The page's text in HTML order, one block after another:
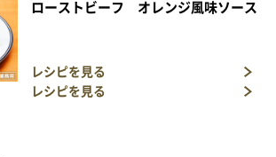
ローストビーフ オレンジ風味ソース
レシピを見る
レシピを見る